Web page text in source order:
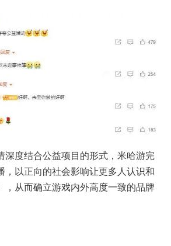
深度结合公益项目的形式，米哈游完
，以正向的社会影响让更多人认识和
，从而确立游戏内外高度一致的品牌